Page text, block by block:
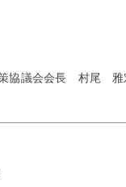
策協議会会長 村尾 雅